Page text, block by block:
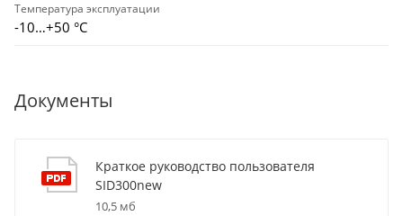
Температура эксплуатации
-10…+50 °С
Документы
Краткое руководство пользователя
SID300new
10,5 мб